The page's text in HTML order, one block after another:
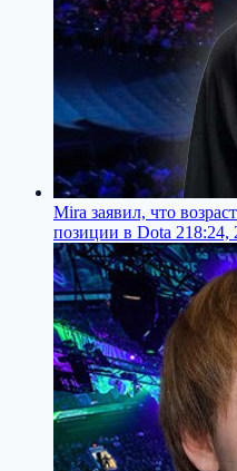
Mira заявил, что
позиции в Dota 218:24,